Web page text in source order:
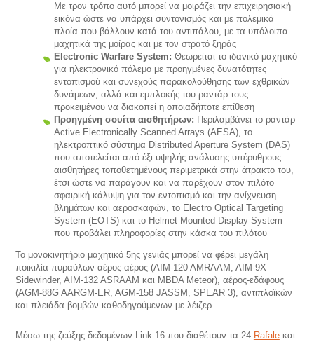
Με τρον τρόπο αυτό μπορεί να μοιράζει την επιχειρησιακή
εικόνα ώστε να υπάρχει συντονισμός και με πολεμικά
πλοία που βάλλουν κατά του αντιπάλου, με τα υπόλοιπα
μαχητικά της μοίρας και με τον στρατό ξηράς
Electronic Warfare System: Θεωρείται το ιδανικό μαχητικό
για ηλεκτρονικό πόλεμο με προηγμένες δυνατότητες
εντοπισμού και συνεχούς παρακολούθησης των εχθρικών
δυνάμεων, αλλά και εμπλοκής του ραντάρ τους
προκειμένου να διακοπεί η οποιαδήποτε επίθεση
Προηγμένη σουίτα αισθητήρων: Περιλαμβάνει το ραντάρ
Active Electronically Scanned Arrays (AESA), το
ηλεκτροπτικό σύστημα Distributed Aperture System (DAS)
που αποτελείται από έξι υψηλής ανάλυσης υπέρυθρους
αισθητήρες τοποθετημένους περιμετρικά στην άτρακτο του,
έτσι ώστε να παράγουν και να παρέχουν στον πιλότο
σφαιρική κάλυψη για τον εντοπισμό και την ανίχνευση
βλημάτων και αεροσκαφών, το Electro Optical Targeting
System (EOTS) και το Helmet Mounted Display System
που προβάλει πληροφορίες στην κάσκα του πιλότου
Το μονοκινητήριο μαχητικό 5ης γενιάς μπορεί να φέρει μεγάλη
ποικιλία πυραύλων αέρος-αέρος (AIM-120 AMRAAM, AIM-9X
Sidewinder, AIM-132 ASRAAM και MBDA Meteor), αέρος-εδάφους
(AGM-88G AARGM-ER, AGM-158 JASSM, SPEAR 3), αντιπλοϊκών
και πλειάδα βομβών καθοδηγούμενων με λέιζερ.
Μέσω της ζεύξης δεδομένων Link 16 που διαθέτουν τα 24 Rafaleκαι